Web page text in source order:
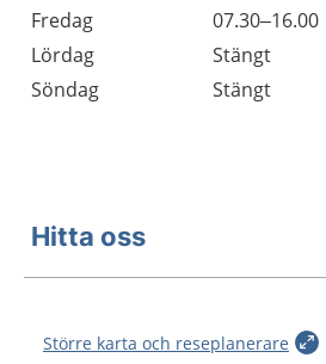
Fredag
07.30–16.00
Lördag
Stängt
Söndag
Stängt
Hitta oss
Större karta och reseplanerare